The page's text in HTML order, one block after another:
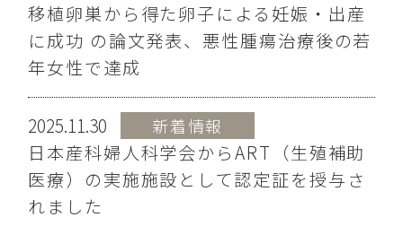
移植卵巣から得た卵子による妊娠・出産
に成功 の論文発表、悪性腫瘍治療後の若
年女性で達成
2025.11.30 新着情報
日本産科婦人科学会からART（生殖補助
医療）の実施施設として認定証を授与さ
れました